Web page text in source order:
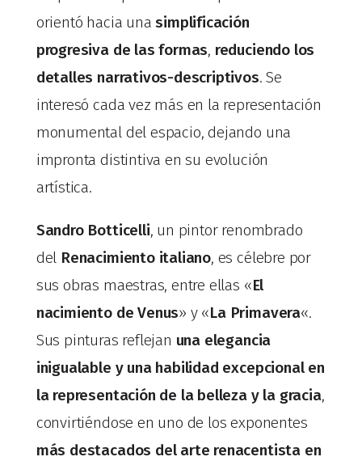
orientó hacia unasimplificación
progresiva de las formas, reduciendo los
detalles narrativos-descriptivos. Se
interesó cada vez más en la representación
monumental del espacio, dejando una
impronta distintiva en su evolución
artística.
Sandro Botticelli, un pintor renombrado
del Renacimiento italiano, es célebre por
sus obras maestras, entre ellas «El
nacimiento de Venus» y «La Primavera«.
Sus pinturas reflejan una elegancia
inigualable y una habilidad excepcional en
la representación de la belleza y la gracia,
convirtiéndose en uno de los exponentes
más destacados del arte renacentista en